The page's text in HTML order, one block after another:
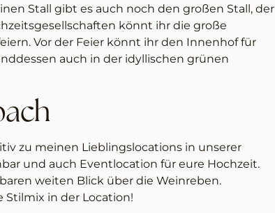
Stall gibt es auch noch den großen Stall, der
könnt ihr die große
Vor der Feier könnt ihr den Innenhof für
auch in der idyllischen grünen
zu meinen Lieblingslocations in unserer
und auch Eventlocation für eure Hochzeit.
weiten Blick über die Weinreben.
in der Location!